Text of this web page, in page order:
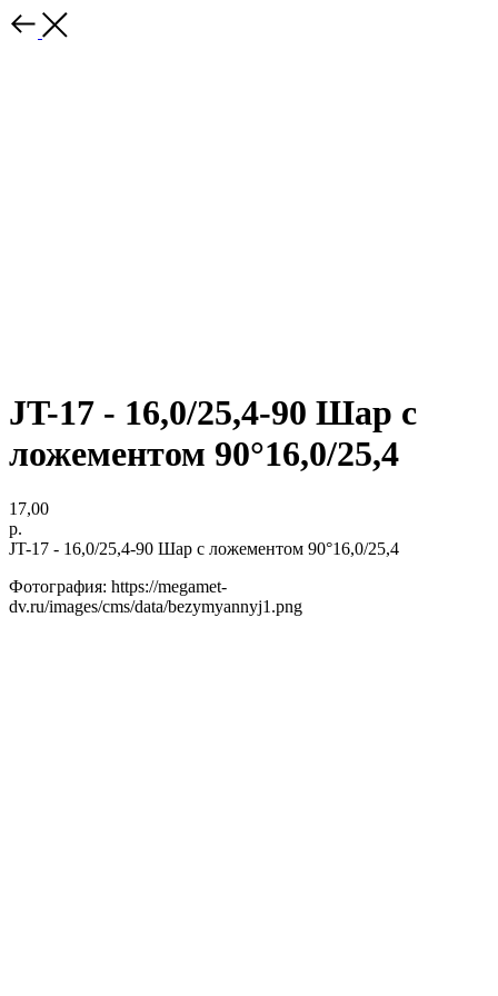
JT-17 - 16,0/25,4-90 Шар с
ложементом 90°16,0/25,4
17,00
р.
JT-17 - 16,0/25,4-90 Шар с ложементом 90°16,0/25,4
Фотография: https://megamet-
dv.ru/images/cms/data/bezymyannyj1.png